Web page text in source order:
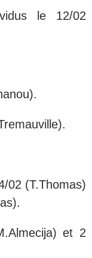
le 12/02
02 (T.Thomas)
et 2